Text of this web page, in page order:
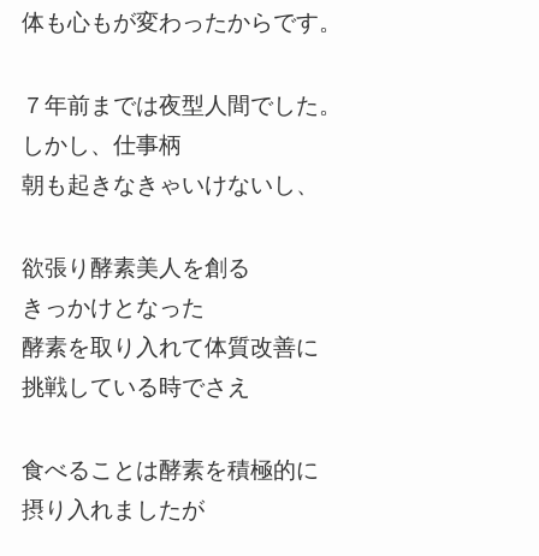
体も心もが変わったからです。
７年前までは夜型人間でした。
しかし、仕事柄
朝も起きなきゃいけないし、
欲張り酵素美人を創る
きっかけとなった
酵素を取り入れて体質改善に
挑戦している時でさえ
食べることは酵素を積極的に
摂り入れましたが